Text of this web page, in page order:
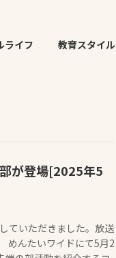
ライフ 教育スタイル
が登場[2025年5
ていただきました。放送
めんたいワイドにて5月2